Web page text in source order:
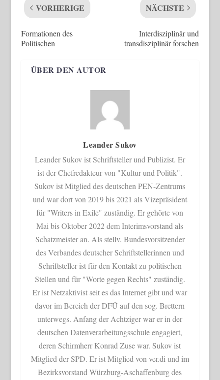
VORHERIGE
Formationen des
Politischen
NÄCHSTE
Interdisziplinär und
transdisziplinär forschen
ÜBER DEN AUTOR
Leander Sukov
Leander Sukov ist Schriftsteller und Publizist. Er
ist der Chefredakteur von "Kultur und Politik".
Sukov ist Mitglied des deutschen PEN-Zentrums
und war dort von 2019 bis 2021 als Vizepräsident
für "Writers in Exile" zuständig. Er gehörte von
Mai bis Oktober 2022 dem Interimsvorstand als
Schatzmeister an. Als stellv. Bundesvorsitzender
des Verbandes deutscher Schriftstellerinnen und
Schriftsteller ist für den Kontakt zu politischen
Stellen und für "Worte gegen Rechts" zuständig.
Er ist Netzaktivist seit es das Internet gibt und war
davor im Bereich der DFÜ auf den sog. Brettern
unterwegs. Anfang der Achtziger war er in der
deutschen Datenverarbeitungsschule engagiert,
deren Schirmherr Konrad Zuse war. Sukov ist
Mitglied der SPD. Er ist Mitglied von ver.di und im
Bezirksvorstand Würzburg-Aschaffenburg des